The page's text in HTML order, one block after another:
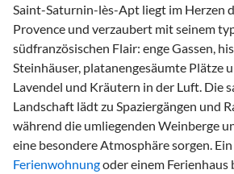
Saint-Saturnin-lès-Apt liegt im Herzen
Provence und verzaubert mit seinem
südfranzösischen Flair: enge Gassen,
Steinhäuser, platanengesäumte Plätze
Lavendel und Kräutern in der Luft. Die
Landschaft lädt zu Spaziergängen und
während die umliegenden Weinberge
eine besondere Atmosphäre sorgen.
Ferienwohnungoder einem